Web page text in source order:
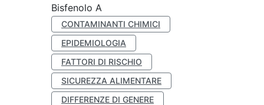
Bisfenolo A
CONTAMINANTI CHIMICI
EPIDEMIOLOGIA
FATTORI DI RISCHIO
SICUREZZA ALIMENTARE
DIFFERENZE DI GENERE